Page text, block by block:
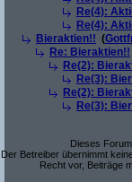
Re(4):
Re(4):
Bieraktien!! (
Re: Bieraktien!!
Re(2):
Re(3):
Re(2):
Re(3):
Dieses
Der Betreiber übernimmt
Recht vor, Beiträge